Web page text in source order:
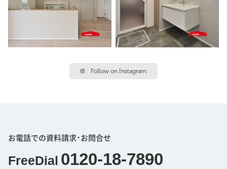
Follow on Instagram
お電話での資料請求･お問合せ
FreeDial 0120-18-7890